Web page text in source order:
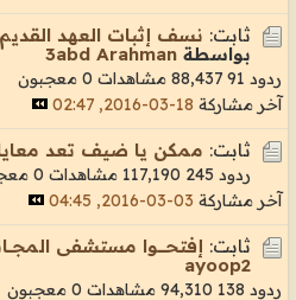
ثابت: نسف إثبات العهد
بواسطة 3abd Arahman
ردود 91 88,437 مشاهدات
0 معجبون
آخر مشاركة 18-03-2016, 02:47
ثابت: ممكن يا ضيف تعد
ردود 245 117,190 مشاهدات
0 معجبون
آخر مشاركة 03-03-2016, 04:45
ثابت: إفتحــــــوا مستشفى
ayoop2
ردود 138 94,310 مشاهدات
0 معجبون